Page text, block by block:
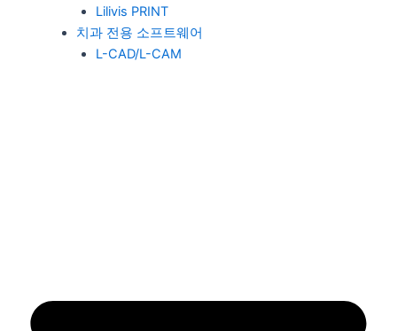
Lilivis PRINT
치과 전용 소프트웨어
L-CAD/L-CAM